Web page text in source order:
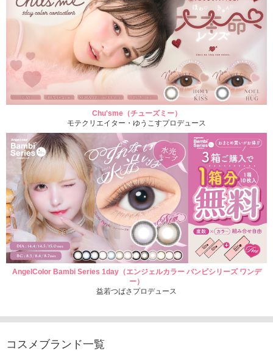
Chu'sme（チューズミー）
モテクリエイター・ゆうこすプロデュース
AngelColor Bambi Series 1day（エンジェルカラー バンビシリーズ ワンデ
ー）
益若つばさプロデュース
コスメブランド一覧